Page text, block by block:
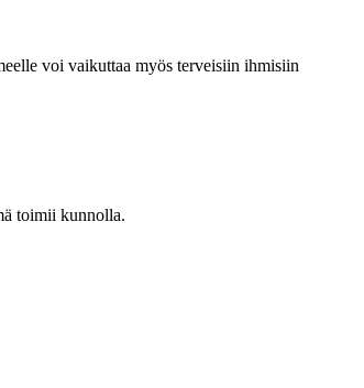
voi vaikuttaa myös terveisiin ihmisiin
toimii kunnolla.